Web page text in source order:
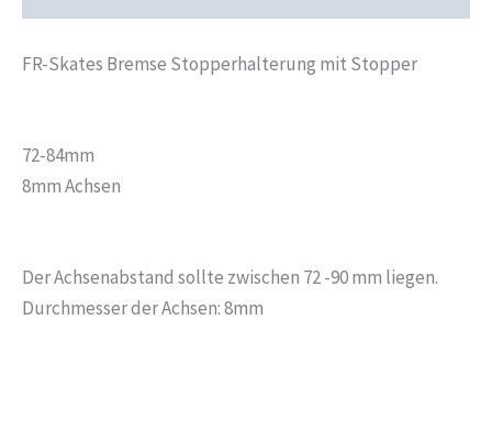
FR-Skates Bremse Stopperhalterung mit Stopper
72-84mm
8mm Achsen
Der Achsenabstand sollte zwischen 72 -90 mm liegen.
Durchmesser der Achsen: 8mm